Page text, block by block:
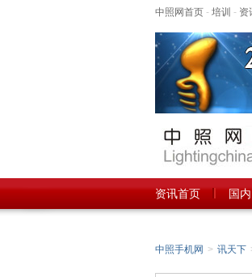
中照网首页 - 培训 - 资
资讯首页 国内
中照手机网 > 讯天下